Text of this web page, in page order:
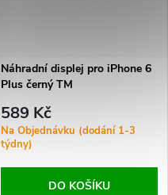
Náhradní displej pro iPhone 6
Plus černý TM
589 Kč
Na Objednávku (dodání 1-3
týdny)
DO KOŠÍKU